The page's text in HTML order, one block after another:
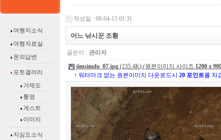
여행지소식
여행자료실
문의답변
포토갤러리
거제도
통영
게스트
이미지
지심도소식
작성일 : 08-04-15 01:31
어느 낚시꾼 조황
글쓴이 : 관리자
jimsimdo_07.jpg (235.4K) (원본이미지 사이즈 1200 x
↑ 워터마크 없는 원본이미지 다운로드시20 포인트를 차